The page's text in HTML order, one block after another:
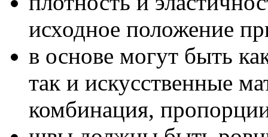
исходное положение
в основе могут быть
так и искусственные
комбинация,